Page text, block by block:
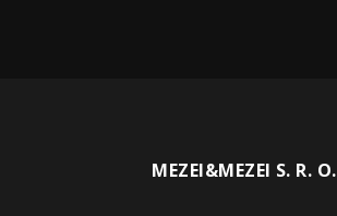
MEZEI&MEZEI S. R. O.